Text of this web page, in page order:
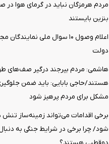
مردم هرمزگان نباید در گرمای هوا
بنزین بایستند
اعلام وصول ۱۰ سوال ملی
دولت
هاشمی: مردم بیرجند درگیر صف‌های
هستند/حاجی بابایی: باید ضمن جلوگیری
مشکل برای مردم پرهیز شود
برخی اقدامات می‌تواند زمینه‌ساز تنش
شود/ چرا برخی در شرایط جنگی به دنبال